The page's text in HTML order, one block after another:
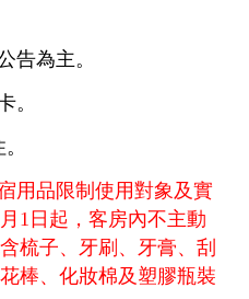
告為主。
。
用品限制使用對象及實
1日起，客房內不主動
梳子、牙刷、牙膏、刮
棒、化妝棉及塑膠瓶裝